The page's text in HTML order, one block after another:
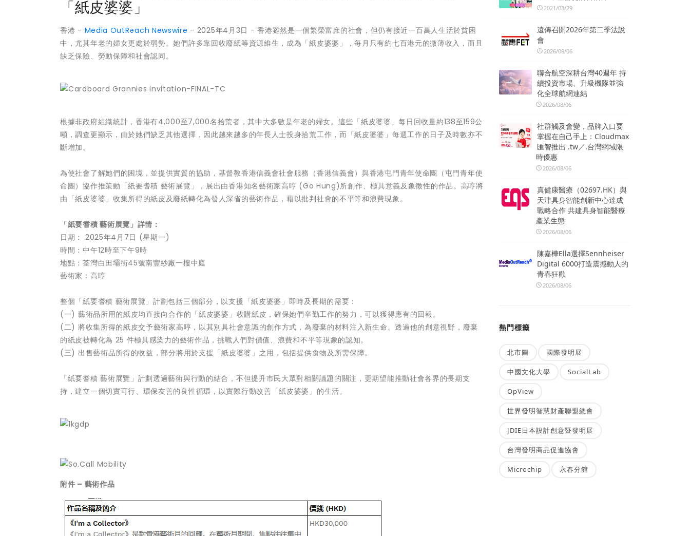
「紙皮婆婆」
香港 - Media OutReach Newswire - 2025年4月3日 - 香港雖然是一個繁榮富庶的社會，但仍有接近一百萬人生活於貧困
中，尤其年老的婦女更處於弱勢。她們許多靠回收廢紙等資源維生，成為「紙皮婆婆」，每月只有約七百港元的微薄收入，而且
缺乏保險、勞動保障和社會認同。
根據非政府組織統計，香港有4,000至7,000名拾荒者，其中大多數是年老的婦女。這些「紙皮婆婆」每日回收量約138至159公
噸，調查更顯示，由於她們缺乏其他選擇，因此越來越多的年長人士投身拾荒工作，而「紙皮婆婆」每週工作的日子及時數亦不
斷增加。
為使社會了解她們的困境，並提供實質的協助，基督教香港信義會社會服務（香港信義會）與香港屯門青年使命團（屯門青年使
命團）協作推策動「紙要耆積 藝術展覽」，展出由香港知名藝術家高哼 (Go Hung)所創作、極具意義及象徵性的作品。高哼將
由「紙皮婆婆」收集所得的紙皮及廢紙轉化為發人深省的藝術作品，藉以批判社會的不平等和浪費現象。
「紙要耆積 藝術展覽」詳情：
日期： 2025年4月7日 (星期一)
時間：中午12時至下午9時
地點：荃灣白田壩街45號南豐紗廠一樓中庭
藝術家：高哼
整個「紙要耆積 藝術展覽」計劃包括三個部分，以支援「紙皮婆婆」即時及長期的需要：
(一) 藝術品所用的紙皮均直接向合作的「紙皮婆婆」收購紙皮，確保她們辛勤工作的努力，可以獲得應有的回報。
(二) 將收集所得的紙皮交予藝術家高哼，以其別具社會意識的創作方式，為廢棄的材料注入新生命。透過他的創意視野，廢棄
的紙皮被轉化為 25 件極具感染力的藝術作品，挑戰人們對價值、浪費和不平等現象的認知。
(三) 出售藝術品所得的收益，部分將用於支援「紙皮婆婆」之用，包括提供食物及所需保障。
「紙要耆積 藝術展覽」計劃透過藝術與行動的結合，不但提升市民大眾對相關議題的關注，更期望能推動社會各界的長期支
持，建立一個切實可行、環保友善的良性循環，以實際行動改善「紙皮婆婆」的生活。
附件 – 藝術作品
2021/03/29
遠傳召開2026年第二季法說
會
2026/08/06
聯合航空深耕台灣40週年 持
續投資市場、升級機隊並強
化全球航網連結
2026/08/06
社群觸及會變，品牌入口要
掌握在自己手上：Cloudmax
匯智推出 .tw／.台灣網域限
時優惠
2026/08/06
真健康醫療（02697.HK）與
天津具身智能創新中心達成
戰略合作 共建具身智能醫療
產業生態
2026/08/06
陳嘉樺Ella選擇Sennheiser
Digital 6000打造震撼動人的
青春狂歡
2026/08/06
熱門標籤
北市圖 國際發明展
中國文化大學 SocialLab
OpView
世界發明智慧財產聯盟總會
JDIE日本設計創意暨發明展
台灣發明商品促進協會
Microchip 永春分館